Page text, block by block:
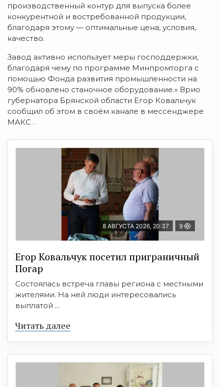
производственный контур для выпуска более
конкурентной и востребованной продукции,
благодаря этому — оптимальные цена, условия,
качество.
Завод активно использует меры господдержки,
благодаря чему по программе Минпромторга с
помощью Фонда развития промышленности на
90% обновлено станочное оборудование.» Врио
губернатора Брянской области Егор Ковальчук
сообщил об этом в своём канале в мессенджере
МАКС .
8 АВГУСТА 2026, 20:37 9
Егор Ковальчук посетил приграничный
Погар
Состоялась встреча главы региона с местными
жителями. На ней люди интересовались
выплатой ...
Читать далее